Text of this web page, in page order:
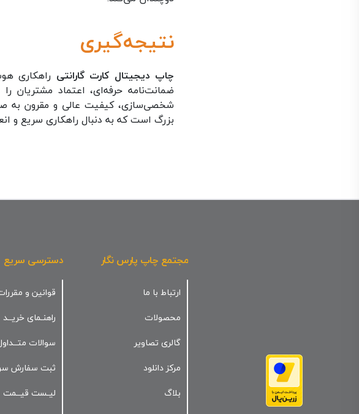
نتیجه‌گیری
چاپ دیجیتال کارت گارانتی راهکاری
ضمانت‌نامه حرفه‌ای، اعتماد مشتریان
شخصی‌سازی، کیفیت عالی و مقرون به
بزرگ است که به دنبال راهکاری سریع و
مجتمع چاپ پارس نگار دسترسی سریع
ارتباط با ما
محصولات
گالری تصاویر
مرکز دانلود
بلاگ
قوانین و
راهنـمای خریــد
سوالات
ثبت سفارش
لیـست قیــمت